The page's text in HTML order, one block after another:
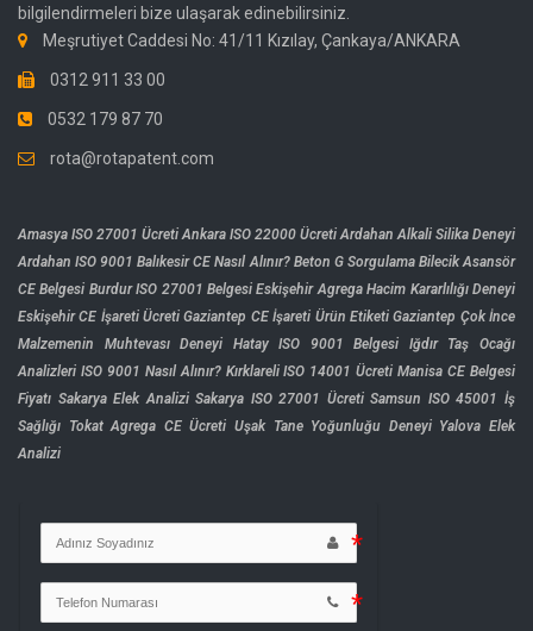
bilgilendirmeleri bize ulaşarak edinebilirsiniz.
Meşrutiyet Caddesi No: 41/11 Kızılay, Çankaya/ANKARA
0312 911 33 00
0532 179 87 70
rota@rotapatent.com
Amasya ISO 27001 Ücreti Ankara ISO 22000 Ücreti Ardahan Alkali Silika Deneyi
Ardahan ISO 9001 Balıkesir CE Nasıl Alınır? Beton G Sorgulama Bilecik Asansör
CE Belgesi Burdur ISO 27001 Belgesi Eskişehir Agrega Hacim Kararlılığı Deneyi
Eskişehir CE İşareti Ücreti Gaziantep CE İşareti Ürün Etiketi Gaziantep Çok İnce
Malzemenin Muhtevası Deneyi
Hatay ISO 9001 Belgesi
Iğdır Taş Ocağı
Analizleri ISO 9001 Nasıl Alınır? Kırklareli ISO 14001 Ücreti Manisa CE Belgesi
Fiyatı Sakarya Elek Analizi Sakarya ISO 27001 Ücreti Samsun ISO 45001 İş
Sağlığı Tokat Agrega CE Ücreti Uşak Tane Yoğunluğu Deneyi Yalova Elek
Analizi